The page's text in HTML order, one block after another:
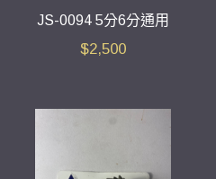
JS-0094 5分6分通用
$2,500